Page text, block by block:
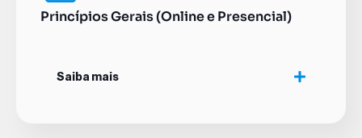
Princípios Gerais (Online e Presencial)
Saiba mais